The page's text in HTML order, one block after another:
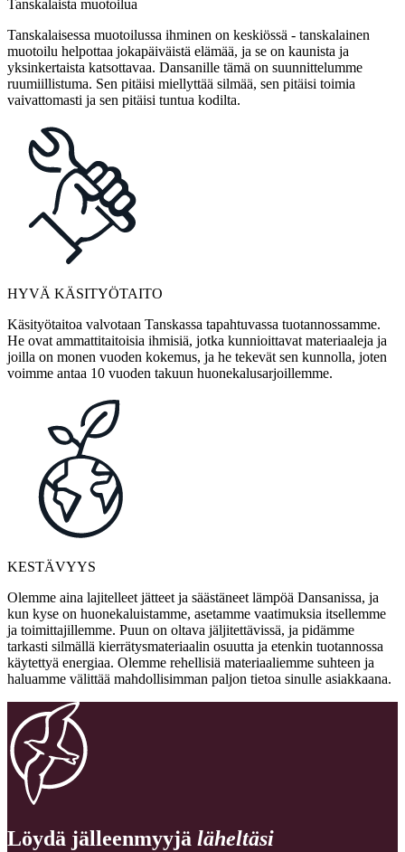
Tanskalaista muotoilua
Tanskalaisessa muotoilussa ihminen on keskiössä - tanskalainen
muotoilu helpottaa jokapäiväistä elämää, ja se on kaunista ja
yksinkertaista katsottavaa. Dansanille tämä on suunnittelumme
ruumiillistuma. Sen pitäisi miellyttää silmää, sen pitäisi toimia
vaivattomasti ja sen pitäisi tuntua kodilta.
HYVÄ KÄSITYÖTAITO
Käsityötaitoa valvotaan Tanskassa tapahtuvassa tuotannossamme.
He ovat ammattitaitoisia ihmisiä, jotka kunnioittavat materiaaleja ja
joilla on monen vuoden kokemus, ja he tekevät sen kunnolla, joten
voimme antaa 10 vuoden takuun huonekalusarjoillemme.
KESTÄVYYS
Olemme aina lajitelleet jätteet ja säästäneet lämpöä Dansanissa, ja
kun kyse on huonekaluistamme, asetamme vaatimuksia itsellemme
ja toimittajillemme. Puun on oltava jäljitettävissä, ja pidämme
tarkasti silmällä kierrätysmateriaalin osuutta ja etenkin tuotannossa
käytettyä energiaa. Olemme rehellisiä materiaaliemme suhteen ja
haluamme välittää mahdollisimman paljon tietoa sinulle asiakkaana.
Löydä jälleenmyyjä läheltäsi